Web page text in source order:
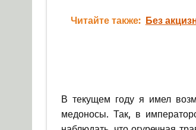
Читайте также: Без
В текущем году я имел
медоносы. Так, в